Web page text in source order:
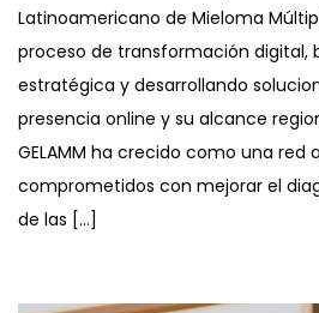
Latinoamericano de Mieloma
proceso de transformación digital,
estratégica y desarrollando
presencia online y su alcance
GELAMM ha crecido como una red
comprometidos con mejorar el
de las […]